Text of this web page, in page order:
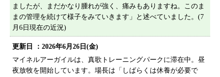
ましたが、まだかなり腫れが強く、痛みもありますね。このま
まの管理を続けて様子をみていきます」と述べていました。(7
月6日現在の近況)
更新日 ： 2026年6月26日(金)
マイネルアーガイルは、真歌トレーニングパークに滞在中。昼
夜放牧を開始しています。場長は「しばらくは休養が必要で